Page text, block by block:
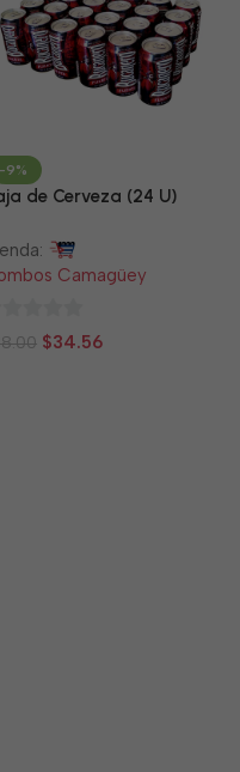
-9%
de Cerveza (24 U)
Camagüey
$34.56